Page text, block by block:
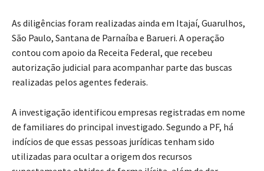
As diligências foram realizadas ainda em Itajaí, Guarulhos,
São Paulo, Santana de Parnaíba e Barueri. A operação
contou com apoio da Receita Federal, que recebeu
autorização judicial para acompanhar parte das buscas
realizadas pelos agentes federais.
A investigação identificou empresas registradas em nome
de familiares do principal investigado. Segundo a PF, há
indícios de que essas pessoas jurídicas tenham sido
utilizadas para ocultar a origem dos recursos